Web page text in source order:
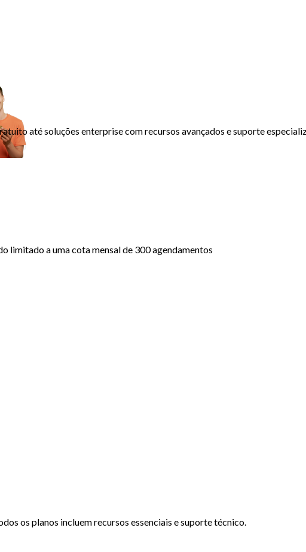
até soluções enterprise com recursos avançados e suporte
limitado a uma cota mensal de 300 agendamentos
os planos incluem recursos essenciais e suporte técnico.